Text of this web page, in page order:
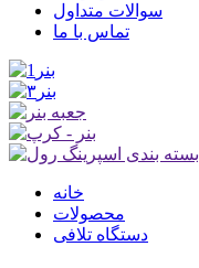
سوالات متداول
تماس با ما
خانه
محصولات
دستگاه تلافی